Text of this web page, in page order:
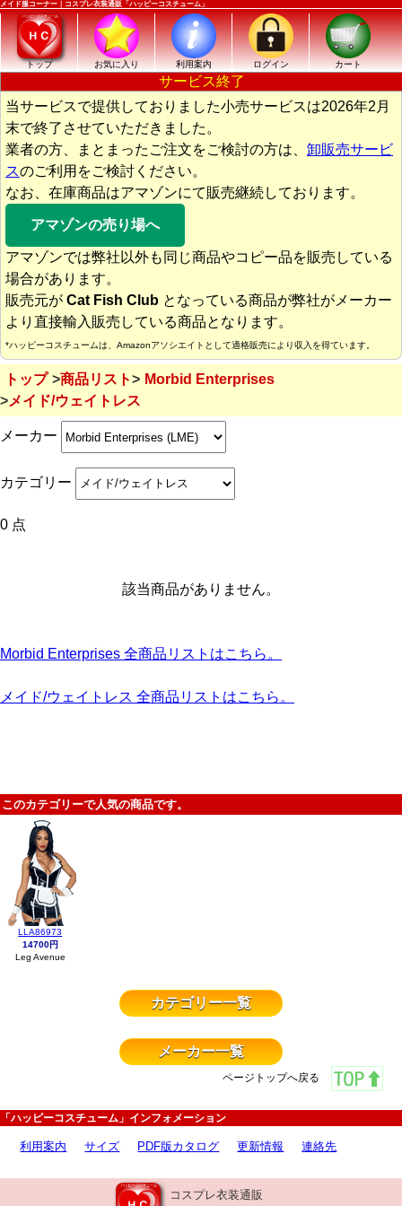
メイド服コーナー｜コスプレ衣装通販「ハッピーコスチューム」
トップ お気に入り 利用案内 ログイン カート
サービス終了
当サービスで提供しておりました小売サービスは2026年2月
末で終了させていただきました。
業者の方、まとまったご注文をご検討の方は、 卸販売サービ
スのご利用をご検討ください。
なお、在庫商品はアマゾンにて販売継続しております。
アマゾンの売り場へ
アマゾンでは弊社以外も同じ商品やコピー品を販売している
場合があります。
販売元が Cat Fish Club となっている商品が弊社がメーカー
より直接輸入販売している商品となります。
*ハッピーコスチュームは、Amazonアソシエイトとして適格販売により収入を得ています。
トップ 商品リスト
Morbid Enterprises
メイド/ウェイトレス
メーカー
カテゴリー
0 点
該当商品がありません。
Morbid Enterprises 全商品リストはこちら。
メイド/ウェイトレス 全商品リストはこちら。
このカテゴリーで人気の商品です。
LLA86973
14700円
Leg Avenue
カテゴリー一覧
メーカー一覧
ページトップへ戻る
「ハッピーコスチューム」インフォメーション
利用案内 サイズ PDF版カタログ 更新情報 連絡先
コスプレ衣装通販